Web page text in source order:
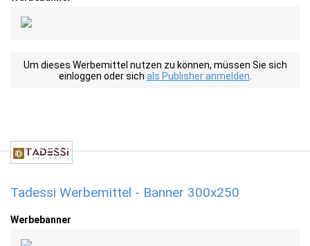
Um dieses Werbemittel nutzen zu können, müssen Sie sich
einloggen oder sich als Publisher anmelden
Tadessi Werbemittel - Banner 300x250
Werbebanner